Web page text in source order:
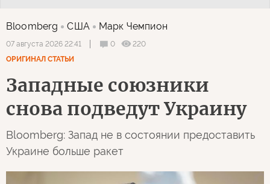
Bloomberg США Марк Чемпион
07 августа 2026 22:41 0
220
ОРИГИНАЛ СТАТЬИ
Западные союзники
снова подведут Украину
Bloomberg: Запад не в состоянии предоставить
Украине больше ракет